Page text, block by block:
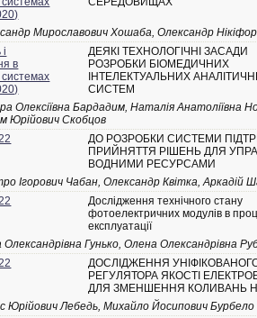
Мирославович Хошаба, Олександр
в
ДЕЯКІ ТЕХНОЛОГІЧНІ ЗАСАДИ
РОЗРОБКИ БІОМЕДИЧНИХ
ІНТЕЛЕКТУАЛЬНИХ
СИСТЕМ
Олексіївна Бардадим, Наталія Анатоліївна
Юрійович Скобцов
ДО РОЗРОБКИ СИСТЕМИ
ПРИЙНЯТТЯ РІШЕНЬ ДЛЯ
ВОДНИМИ РЕСУРСАМИ
Ігорович Чабан, Олександр Квітка, Аркадій
Доcлідження технічного стану
фотоелектричних модулів в
експлуатації
Олександрівна Гунько, Олена Олександрівна
ДОСЛІДЖЕННЯ
РЕГУЛЯТОРА ЯКОСТІ
ДЛЯ ЗМЕНШЕННЯ КОЛИВАНЬ
Юрійович Лебедь, Михайло Йосипович Бурбело